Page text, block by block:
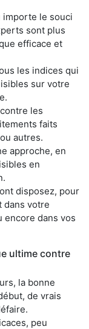
importe le souci
sont plus
efficace et
les indices qui
sur votre
les
faits
autres.
approche, en
en
disposez, pour
dans votre
encore dans vos
ultime contre
la bonne
de vrais
peu